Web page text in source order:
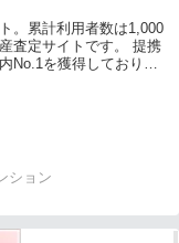
。累計利用者数は1,000
査定サイトです。 提携
No.1を獲得しており、
ション